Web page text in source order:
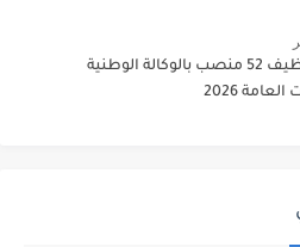
مباراة توظيف 52 منصب بالوكالة الوطنية
2026